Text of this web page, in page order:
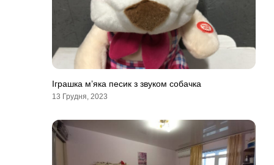
Іграшка м’яка песик з звуком собачка
13 Грудня, 2023